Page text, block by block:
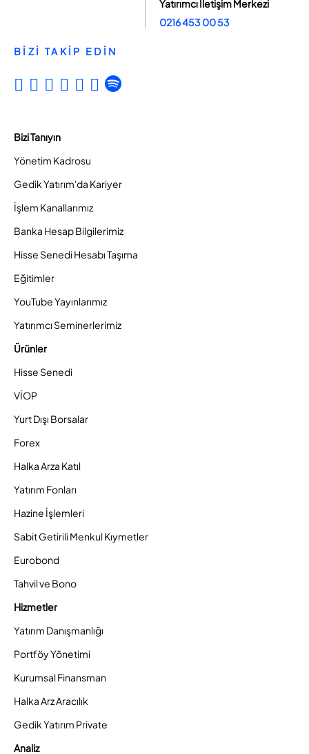
Yatırımcı İletişim Merkezi
0216 453 00 53
BİZİ TAKİP EDİN
Bizi Tanıyın
Yönetim Kadrosu
Gedik Yatırım'da Kariyer
İşlem Kanallarımız
Banka Hesap Bilgilerimiz
Hisse Senedi Hesabı Taşıma
Eğitimler
YouTube Yayınlarımız
Yatırımcı Seminerlerimiz
Ürünler
Hisse Senedi
VİOP
Yurt Dışı Borsalar
Forex
Halka Arza Katıl
Yatırım Fonları
Hazine İşlemleri
Sabit Getirili Menkul Kıymetler
Eurobond
Tahvil ve Bono
Hizmetler
Yatırım Danışmanlığı
Portföy Yönetimi
Kurumsal Finansman
Halka Arz Aracılık
Gedik Yatırım Private
Analiz